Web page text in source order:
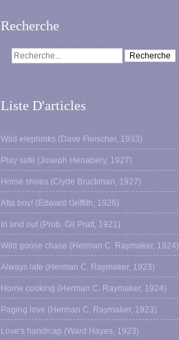
Recherche
Liste D'articles
Wild elephinks (Dave Fleischer, 1933)
Play safe (Joseph Henabery, 1927)
Horse shoes (Clyde Bruckman, 1927)
Atta boy! (Edward Griffith, 1926)
In and out (Prob. Gil Pratt, 1921)
Wild goose chase (Herman C. Raymaker, 1924)
Always late (Herman C. Raymaker, 1923)
Home cooking (Herman C. Raymaker, 1924)
Paging love (Herman C. Raymaker, 1923)
Love's handicap (Ward Hayes, 1923)